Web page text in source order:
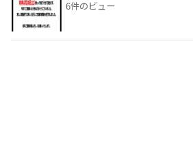
6件のビュー